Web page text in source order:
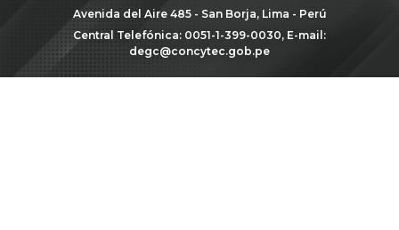
Avenida del Aire 485 - San Borja, Lima - Perú
Central Telefónica: 0051-1-399-0030, E-mail:
degc@concytec.gob.pe